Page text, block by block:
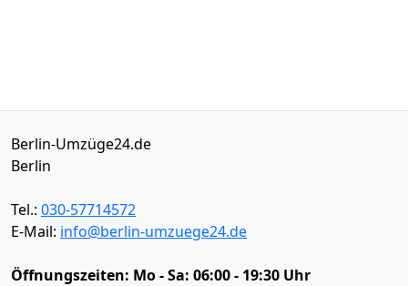
Berlin-Umzüge24.de
Berlin
Tel.: 030-57714572
E-Mail: info@berlin-umzuege24.de
Öffnungszeiten: Mo - Sa: 06:00 - 19:30 Uhr